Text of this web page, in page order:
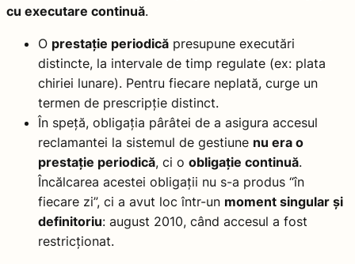
cu executare continuă.
O prestație periodică presupune executări
distincte, la intervale de timp regulate (ex: plata
chiriei lunare). Pentru fiecare neplată, curge un
termen de prescripție distinct.
În speță, obligația pârâtei de a asigura accesul
reclamantei la sistemul de gestiune nu era o
prestație periodică, ci o obligație continuă.
Încălcarea acestei obligații nu s-a produs “în
fiecare zi”, ci a avut loc într-un moment singular și
definitoriu: august 2010, când accesul a fost
restricționat.